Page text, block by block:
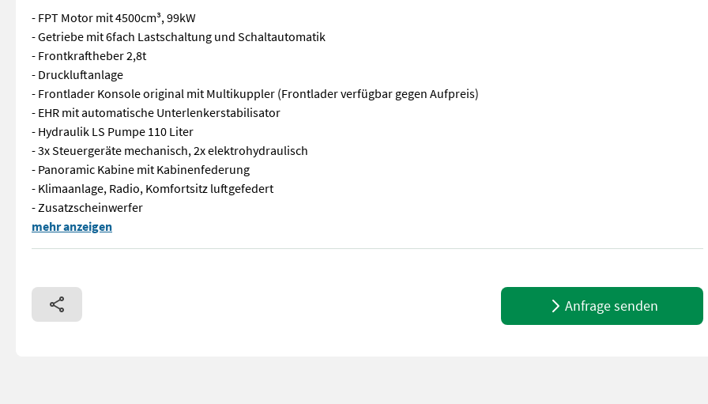
- FPT Motor mit 4500cm³, 99kW
- Getriebe mit 6fach Lastschaltung und Schaltautomatik
- Frontkraftheber 2,8t
- Druckluftanlage
- Frontlader Konsole original mit Multikuppler (Frontlader verfügbar gegen Aufpreis)
- EHR mit automatische Unterlenkerstabilisator
- Hydraulik LS Pumpe 110 Liter
- 3x Steuergeräte mechanisch, 2x elektrohydraulisch
- Panoramic Kabine mit Kabinenfederung
- Klimaanlage, Radio, Komfortsitz luftgefedert
- Zusatzscheinwerfer
3/3 Vorteilsfinanzierung für Gebrauchtmaschinen Anzahlung und 2 Jahresraten die Bearbeitungsgebühr übernehmen wir
mehr anzeigen
Anfrage senden